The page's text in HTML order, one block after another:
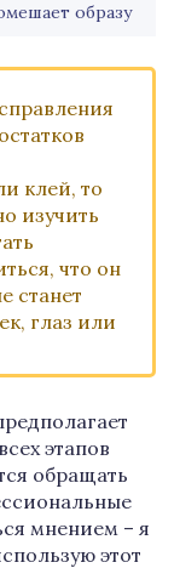
образу
клей, то
изучить
что он
станет
глаз или
этапов
обращать
мнением – я
этот